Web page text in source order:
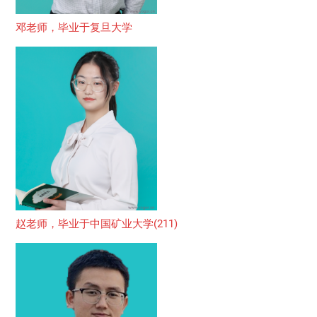
邓老师，毕业于复旦大学
赵老师，毕业于中国矿业大学(211)